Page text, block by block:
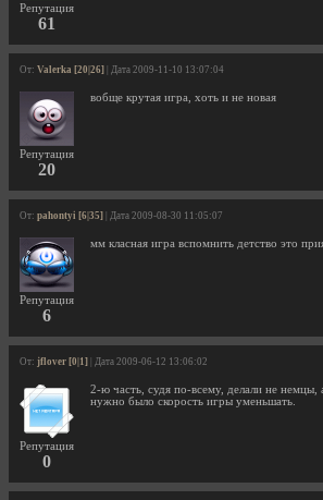
Репутация
61
От: Valerka [20|26] | Дата 2009-11-10 13:07:04
Репутация
20
вобще крутая игра, хоть и не новая
От: pahontyi [6|35] | Дата 2009-08-30 11:05:07
Репутация
6
мм класная игра вспомнить детство это
От: jflover [0|1] | Дата 2009-06-12 13:06:02
Репутация
0
2-ю часть, судя по-всему, делали не
нужно было скорость игры уменьшать.